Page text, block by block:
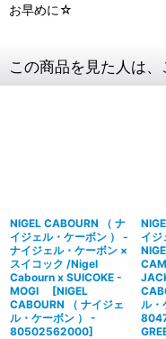
お早めに☆
この商品を見た人は
NIGEL CABOURN （ ナ
イジェル・ケーボン ） -
ナイジェル・ケーボン ×
スイコック /Nigel
Cabourn x SUICOKE -
MOGI
[NIGEL
CABOURN （ ナイジェ
ル・ケーボン ） -
80502562000]
イジ
ル・